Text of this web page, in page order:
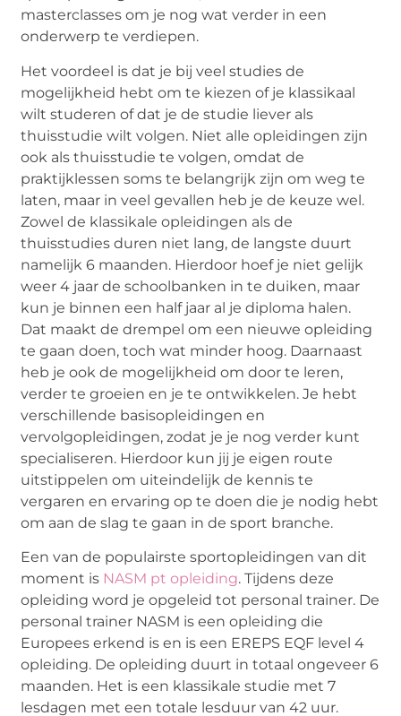
masterclasses om je nog wat verder in een
onderwerp te verdiepen.
Het voordeel is dat je bij veel studies de
mogelijkheid hebt om te kiezen of je klassikaal
wilt studeren of dat je de studie liever als
thuisstudie wilt volgen. Niet alle opleidingen zijn
ook als thuisstudie te volgen, omdat de
praktijklessen soms te belangrijk zijn om weg te
laten, maar in veel gevallen heb je de keuze wel.
Zowel de klassikale opleidingen als de
thuisstudies duren niet lang, de langste duurt
namelijk 6 maanden. Hierdoor hoef je niet gelijk
weer 4 jaar de schoolbanken in te duiken, maar
kun je binnen een half jaar al je diploma halen.
Dat maakt de drempel om een nieuwe opleiding
te gaan doen, toch wat minder hoog. Daarnaast
heb je ook de mogelijkheid om door te leren,
verder te groeien en je te ontwikkelen. Je hebt
verschillende basisopleidingen en
vervolgopleidingen, zodat je je nog verder kunt
specialiseren. Hierdoor kun jij je eigen route
uitstippelen om uiteindelijk de kennis te
vergaren en ervaring op te doen die je nodig hebt
om aan de slag te gaan in de sport branche.
Een van de populairste sportopleidingen van dit
moment is NASM pt opleiding. Tijdens deze
opleiding word je opgeleid tot personal trainer. De
personal trainer NASM is een opleiding die
Europees erkend is en is een EREPS EQF level 4
opleiding. De opleiding duurt in totaal ongeveer 6
maanden. Het is een klassikale studie met 7
lesdagen met een totale lesduur van 42 uur.